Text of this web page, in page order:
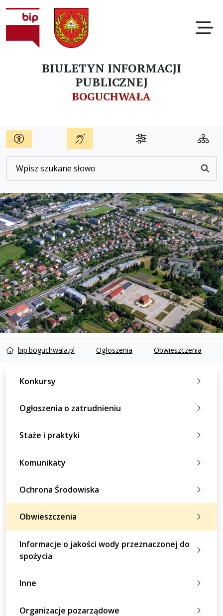
Wyszukiwarka
BIULETYN INFORMACJI
PUBLICZNEJ
BOGUCHWAŁA
bip.boguchwala.pl Ogłoszenia Obwieszczenia
Konkursy
Ogłoszenia o zatrudnieniu
Staże i praktyki
Komunikaty
Ochrona Środowiska
Obwieszczenia
Informacje o jakości wody przeznaczonej do
spożycia
Inne
Organizacje pozarządowe